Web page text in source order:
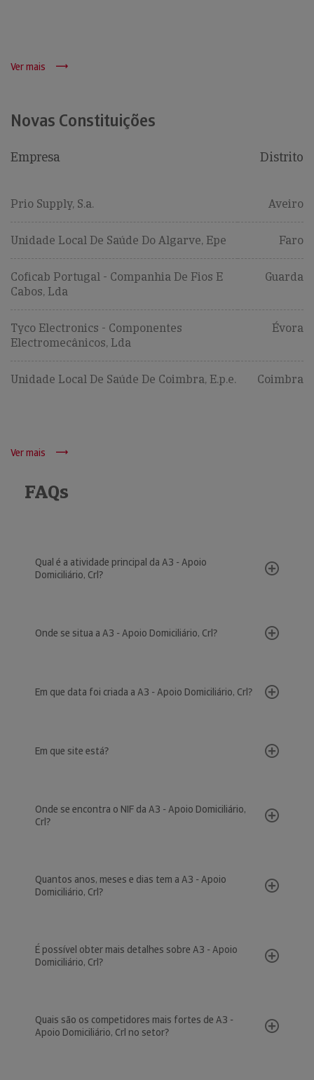
Ver mais
Novas Constituições
Empresa Distrito
Prio Supply, S.a. Aveiro
Unidade Local De Saúde Do Algarve, Epe Faro
Coficab Portugal - Companhia De Fios E
Cabos, Lda
Guarda
Tyco Electronics - Componentes
Electromecânicos, Lda
Évora
Unidade Local De Saúde De Coimbra, E.p.e. Coimbra
Ver mais
FAQs
Qual é a atividade principal da A3 - Apoio
Domiciliário, Crl?
Onde se situa a A3 - Apoio Domiciliário, Crl?
Em que data foi criada a A3 - Apoio Domiciliário, Crl?
Em que site está?
Onde se encontra o NIF da A3 - Apoio Domiciliário,
Crl?
Quantos anos, meses e dias tem a A3 - Apoio
Domiciliário, Crl?
É possível obter mais detalhes sobre A3 - Apoio
Domiciliário, Crl?
Quais são os competidores mais fortes de A3 -
Apoio Domiciliário, Crl no setor?